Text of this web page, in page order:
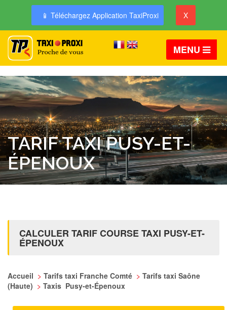
📱 Téléchargez Application TaxiProxi X
MENU
TARIF TAXI PUSY-ET-
ÉPENOUX
CALCULER TARIF COURSE TAXI PUSY-ET-
ÉPENOUX
Accueil > Tarifs taxi Franche Comté > Tarifs taxi Saône
(Haute) > Taxis Pusy-et-Épenoux